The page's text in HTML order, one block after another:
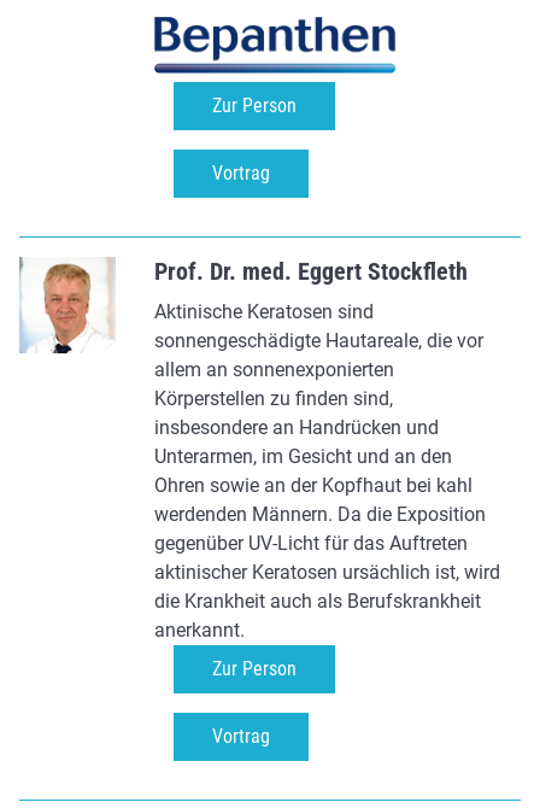
Zur Person
Vortrag
Prof. Dr. med. Eggert Stockfleth
Aktinische Keratosen sind
sonnengeschädigte Hautareale, die vor
allem an sonnenexponierten
Körperstellen zu finden sind,
insbesondere an Handrücken und
Unterarmen, im Gesicht und an den
Ohren sowie an der Kopfhaut bei kahl
werdenden Männern. Da die Exposition
gegenüber UV-Licht für das Auftreten
aktinischer Keratosen ursächlich ist, wird
die Krankheit auch als Berufskrankheit
anerkannt.
Zur Person
Vortrag